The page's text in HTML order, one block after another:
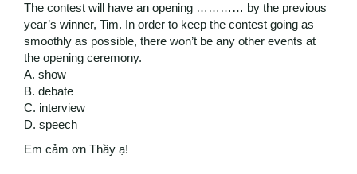
The contest will have an opening ………… by the previous
year’s winner, Tim. In order to keep the contest going as
smoothly as possible, there won’t be any other events at
the opening ceremony.
A. show
B. debate
C. interview
D. speech
Em cảm ơn Thầy ạ!